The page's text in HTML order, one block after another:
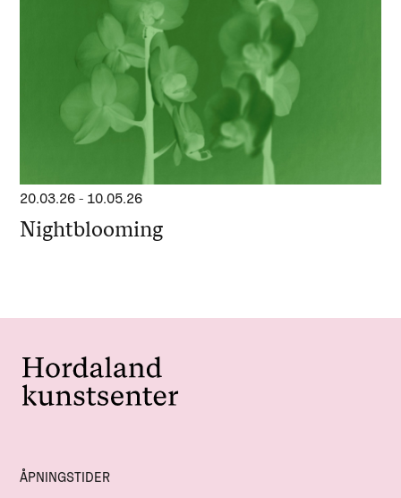
20.03.26 - 10.05.26
Nightblooming
ÅPNINGSTIDER